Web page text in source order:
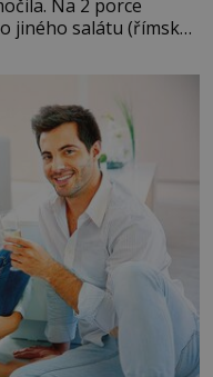
Na 2 porce
jiného salátu (římský
olivového oleje ✿ 1